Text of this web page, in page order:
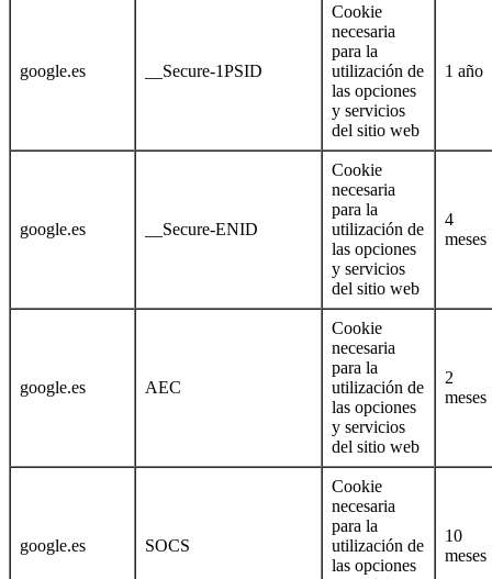
google.es __Secure-1PSID
Cookie
necesaria
para la
utilización de
las opciones
y servicios
del sitio web
1 año
google.es __Secure-ENID
Cookie
necesaria
para la
utilización de
las opciones
y servicios
del sitio web
4
meses
google.es AEC
Cookie
necesaria
para la
utilización de
las opciones
y servicios
del sitio web
2
meses
google.es SOCS
Cookie
necesaria
para la
utilización de
las opciones
10
meses